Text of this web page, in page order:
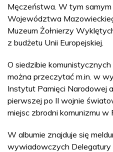
Męczeństwa. W tym
Województwa
Muzeum Żołnierzy
z budżetu Unii Europejskiej.
O siedzibie
można przeczytać m.in. w
Instytut Pamięci Narodowej
pierwszej po II wojnie
miejsc zbrodni komunizmu w
W albumie znajduje się
wywiadowczych Delegatury